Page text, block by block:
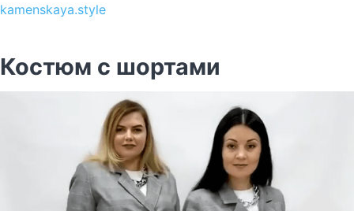
kamenskaya.style
Костюм с шортами